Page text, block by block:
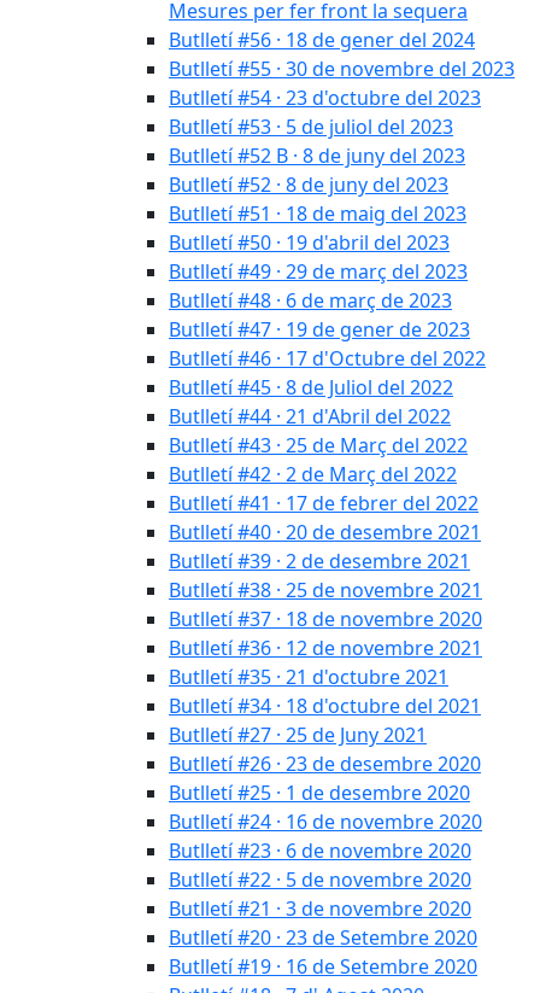
Mesures per fer front la sequera
Butlletí #56 · 18 de gener del 2024
Butlletí #55 · 30 de novembre del 2023
Butlletí #54 · 23 d'octubre del 2023
Butlletí #53 · 5 de juliol del 2023
Butlletí #52 B · 8 de juny del 2023
Butlletí #52 · 8 de juny del 2023
Butlletí #51 · 18 de maig del 2023
Butlletí #50 · 19 d'abril del 2023
Butlletí #49 · 29 de març del 2023
Butlletí #48 · 6 de març de 2023
Butlletí #47 · 19 de gener de 2023
Butlletí #46 · 17 d'Octubre del 2022
Butlletí #45 · 8 de Juliol del 2022
Butlletí #44 · 21 d'Abril del 2022
Butlletí #43 · 25 de Març del 2022
Butlletí #42 · 2 de Març del 2022
Butlletí #41 · 17 de febrer del 2022
Butlletí #40 · 20 de desembre 2021
Butlletí #39 · 2 de desembre 2021
Butlletí #38 · 25 de novembre 2021
Butlletí #37 · 18 de novembre 2020
Butlletí #36 · 12 de novembre 2021
Butlletí #35 · 21 d'octubre 2021
Butlletí #34 · 18 d'octubre del 2021
Butlletí #27 · 25 de Juny 2021
Butlletí #26 · 23 de desembre 2020
Butlletí #25 · 1 de desembre 2020
Butlletí #24 · 16 de novembre 2020
Butlletí #23 · 6 de novembre 2020
Butlletí #22 · 5 de novembre 2020
Butlletí #21 · 3 de novembre 2020
Butlletí #20 · 23 de Setembre 2020
Butlletí #19 · 16 de Setembre 2020